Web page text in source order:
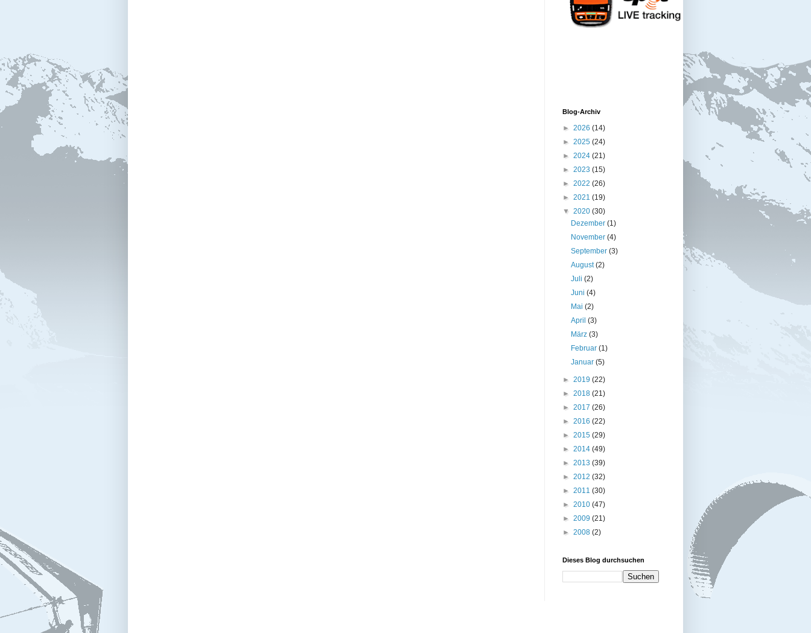
Blog-Archiv
► 2026 (14)
► 2025 (24)
► 2024 (21)
► 2023 (15)
► 2022 (26)
► 2021 (19)
▼ 2020 (30)
Dezember(1)
November(4)
September(3)
August(2)
Juli(2)
Juni(4)
Mai(2)
April(3)
März(3)
Februar(1)
Januar(5)
► 2019 (22)
► 2018 (21)
► 2017 (26)
► 2016 (22)
► 2015 (29)
► 2014 (49)
► 2013 (39)
► 2012 (32)
► 2011 (30)
► 2010 (47)
► 2009 (21)
► 2008 (2)
Dieses Blog durchsuchen